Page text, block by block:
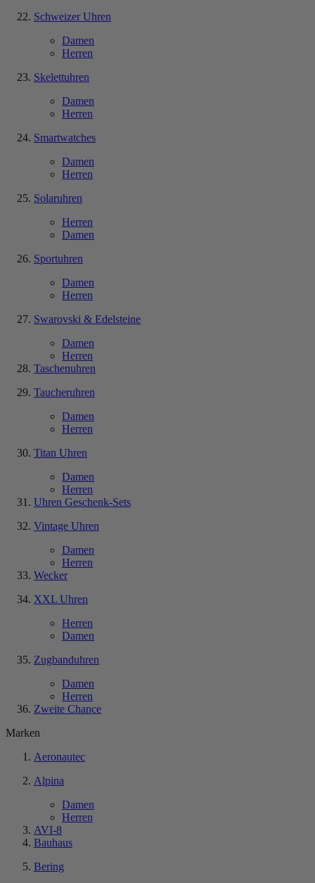
Schweizer Uhren
Damen
Herren
Skelettuhren
Damen
Herren
Smartwatches
Damen
Herren
Solaruhren
Herren
Damen
Sportuhren
Damen
Herren
Swarovski & Edelsteine
Damen
Herren
Taschenuhren
Taucheruhren
Damen
Herren
Titan Uhren
Damen
Herren
Uhren Geschenk-Sets
Vintage Uhren
Damen
Herren
Wecker
XXL Uhren
Herren
Damen
Zugbanduhren
Damen
Herren
Zweite Chance
Marken
Aeronautec
Alpina
Damen
Herren
AVI-8
Bauhaus
Bering